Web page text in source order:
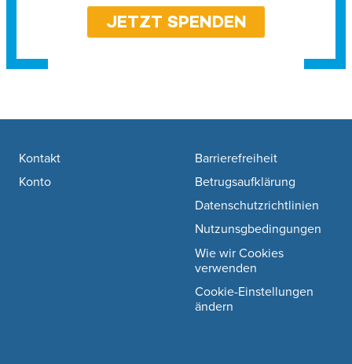
JETZT SPENDEN
Footer navigation
Kontakt
Konto
Barrierefreiheit
Betrugsaufklärung
Datenschutzrichtlinien
Nutzunsgbedingungen
Wie wir Cookies
verwenden
Cookie-Einstellungen
ändern